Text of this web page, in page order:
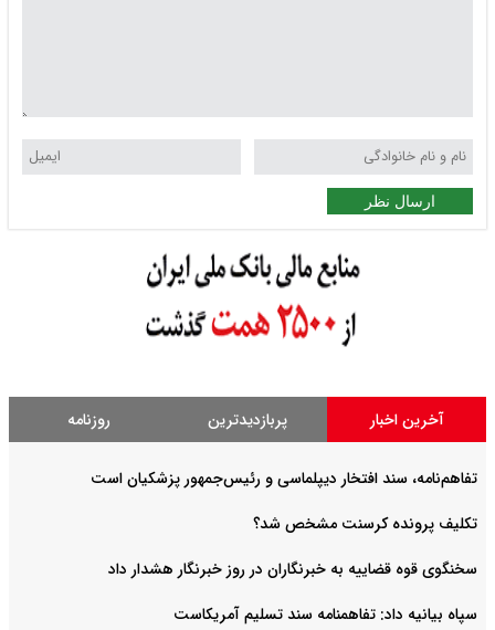
ارسال نظر
آخرین اخبار پربازدیدترین روزنامه
تفاهم‌نامه، سند افتخار دیپلماسی و رئیس‌جمهور پزشکیان است
تکلیف پرونده کرسنت مشخص شد؟
سخنگوی قوه قضاییه به خبرنگاران در روز خبرنگار هشدار داد
سپاه بیانیه داد: تفاهمنامه سند تسلیم آمریکاست